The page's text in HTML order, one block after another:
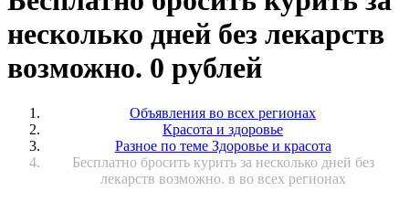
несколько дней без лекарств
возможно. 0 рублей
Объявления во всех регионах
Красота и здоровье
Разное по теме Здоровье и красота
Бесплатно бросить курить за несколько дней без
лекарств возможно. в во всех регионах